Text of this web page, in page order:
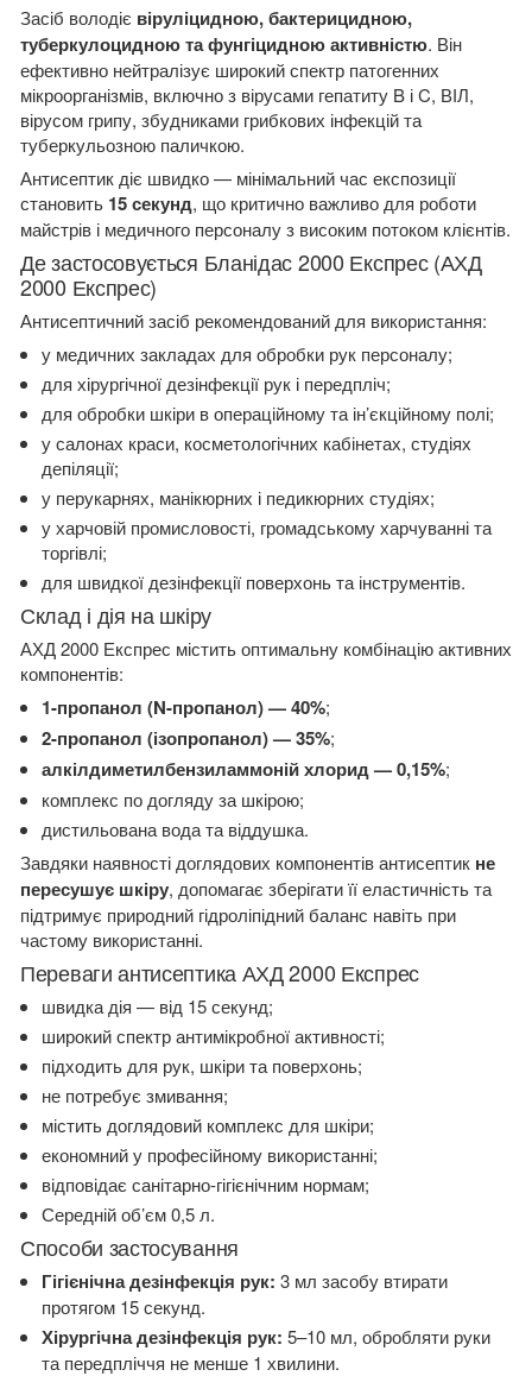
Засіб володіє віруліцидною, бактерицидною,
туберкулоцидною та фунгіцидною активністю. Він
ефективно нейтралізує широкий спектр патогенних
мікроорганізмів, включно з вірусами гепатиту B і C, ВІЛ,
вірусом грипу, збудниками грибкових інфекцій та
туберкульозною паличкою.
Антисептик діє швидко — мінімальний час експозиції
становить 15 секунд, що критично важливо для роботи
майстрів і медичного персоналу з високим потоком клієнтів.
Де застосовується Бланідас 2000 Експрес (АХД
2000 Експрес)
Антисептичний засіб рекомендований для використання:
у медичних закладах для обробки рук персоналу;
для хірургічної дезінфекції рук і передпліч;
для обробки шкіри в операційному та ін’єкційному полі;
у салонах краси, косметологічних кабінетах, студіях
депіляції;
у перукарнях, манікюрних і педикюрних студіях;
у харчовій промисловості, громадському харчуванні та
торгівлі;
для швидкої дезінфекції поверхонь та інструментів.
Склад і дія на шкіру
АХД 2000 Експрес містить оптимальну комбінацію активних
компонентів:
1-пропанол (N-пропанол) — 40%;
2-пропанол (ізопропанол) — 35%;
алкілдиметилбензиламмоній хлорид — 0,15%;
комплекс по догляду за шкірою;
дистильована вода та віддушка.
Завдяки наявності доглядових компонентів антисептик не
пересушує шкіру, допомагає зберігати її еластичність та
підтримує природний гідроліпідний баланс навіть при
частому використанні.
Переваги антисептика АХД 2000 Експрес
швидка дія — від 15 секунд;
широкий спектр антимікробної активності;
підходить для рук, шкіри та поверхонь;
не потребує змивання;
містить доглядовий комплекс для шкіри;
економний у професійному використанні;
відповідає санітарно-гігієнічним нормам;
Середній об’єм 0,5 л.
Способи застосування
Гігієнічна дезінфекція рук: 3 мл засобу втирати
протягом 15 секунд.
Хірургічна дезінфекція рук: 5–10 мл, обробляти руки
та передпліччя не менше 1 хвилини.